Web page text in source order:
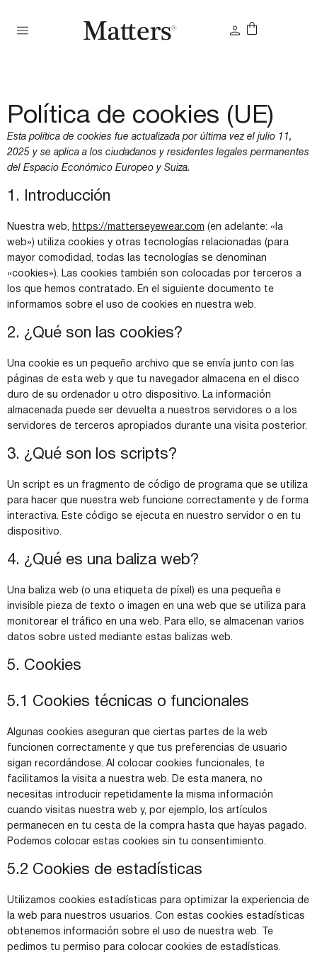
Política de cookies (UE)
Esta política de cookies fue actualizada por última vez el julio 11,
2025 y se aplica a los ciudadanos y residentes legales permanentes
del Espacio Económico Europeo y Suiza.
1. Introducción
Nuestra web, https://matterseyewear.com (en adelante: «la
web») utiliza cookies y otras tecnologías relacionadas (para
mayor comodidad, todas las tecnologías se denominan
«cookies»). Las cookies también son colocadas por terceros a
los que hemos contratado. En el siguiente documento te
informamos sobre el uso de cookies en nuestra web.
2. ¿Qué son las cookies?
Una cookie es un pequeño archivo que se envía junto con las
páginas de esta web y que tu navegador almacena en el disco
duro de su ordenador u otro dispositivo. La información
almacenada puede ser devuelta a nuestros servidores o a los
servidores de terceros apropiados durante una visita posterior.
3. ¿Qué son los scripts?
Un script es un fragmento de código de programa que se utiliza
para hacer que nuestra web funcione correctamente y de forma
interactiva. Este código se ejecuta en nuestro servidor o en tu
dispositivo.
4. ¿Qué es una baliza web?
Una baliza web (o una etiqueta de píxel) es una pequeña e
invisible pieza de texto o imagen en una web que se utiliza para
monitorear el tráfico en una web. Para ello, se almacenan varios
datos sobre usted mediante estas balizas web.
5. Cookies
5.1 Cookies técnicas o funcionales
Algunas cookies aseguran que ciertas partes de la web
funcionen correctamente y que tus preferencias de usuario
sigan recordándose. Al colocar cookies funcionales, te
facilitamos la visita a nuestra web. De esta manera, no
necesitas introducir repetidamente la misma información
cuando visitas nuestra web y, por ejemplo, los artículos
permanecen en tu cesta de la compra hasta que hayas pagado.
Podemos colocar estas cookies sin tu consentimiento.
5.2 Cookies de estadísticas
Utilizamos cookies estadísticas para optimizar la experiencia de
la web para nuestros usuarios. Con estas cookies estadísticas
obtenemos información sobre el uso de nuestra web. Te
pedimos tu permiso para colocar cookies de estadísticas.